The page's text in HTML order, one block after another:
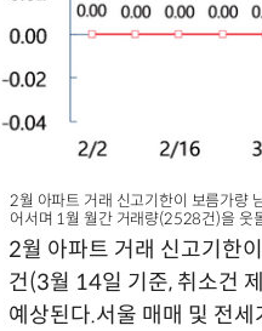
2월 아파트 거래 신고기한이 보름가량
어서며 1월 월간 거래량(2528건)을
2월 아파트 거래 신고기한
건(3월 14일 기준, 취소건
예상된다.서울 매매 및 전